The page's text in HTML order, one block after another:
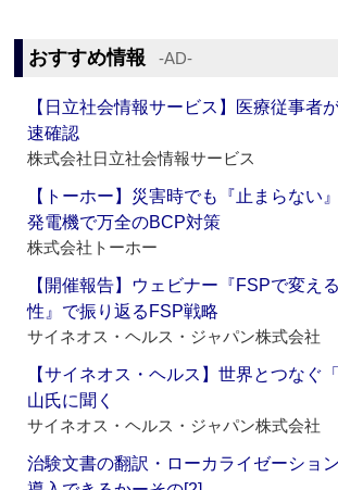
おすすめ情報 ‐AD‐
【日立社会情報サービス】医療従事者
速確認
株式会社日立社会情報サービス
【トーホー】災害時でも『止まらない
発電機で万全のBCP対策
株式会社トーホー
【開催報告】ウェビナー『FSPで変え
性』で振り返るFSP戦略
サイネオス・ヘルス・ジャパン株式会社
【サイネオス・ヘルス】世界とつな
山氏に聞く
サイネオス・ヘルス・ジャパン株式会社
治験文書の翻訳・ローカライゼーショ